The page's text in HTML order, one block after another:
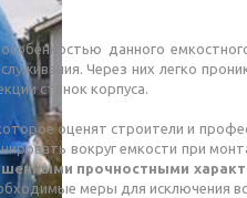
данного
Через них легко
стенок корпуса.
оценят строители и
вокруг емкости при
прочностными
меры для исключения